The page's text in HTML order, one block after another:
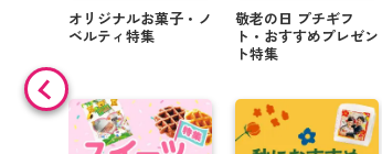
オリジナルお菓子・ノ
ベルティ特集
敬老の日 プチギフ
ト・おすすめプレゼン
ト特集